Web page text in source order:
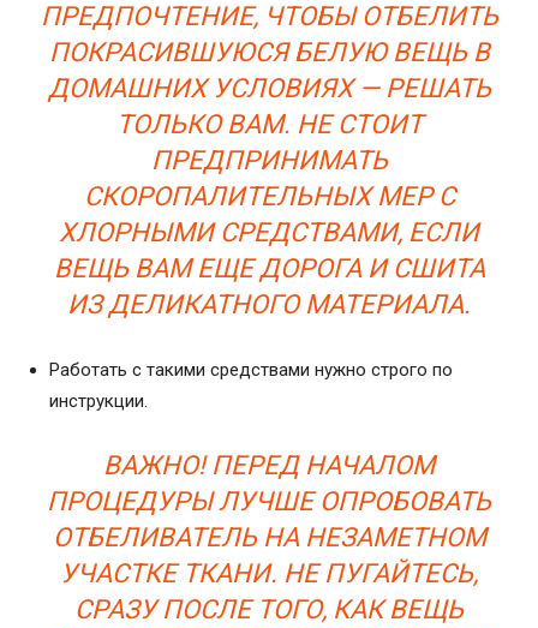
ПРЕДПОЧТЕНИЕ, ЧТОБЫ ОТБЕЛИТЬ
ПОКРАСИВШУЮСЯ БЕЛУЮ ВЕЩЬ В
ДОМАШНИХ УСЛОВИЯХ — РЕШАТЬ
ТОЛЬКО ВАМ. НЕ СТОИТ
ПРЕДПРИНИМАТЬ
СКОРОПАЛИТЕЛЬНЫХ МЕР С
ХЛОРНЫМИ СРЕДСТВАМИ, ЕСЛИ
ВЕЩЬ ВАМ ЕЩЕ ДОРОГА И СШИТА
ИЗ ДЕЛИКАТНОГО МАТЕРИАЛА.
Работать с такими средствами нужно строго по
инструкции.
ВАЖНО! ПЕРЕД НАЧАЛОМ
ПРОЦЕДУРЫ ЛУЧШЕ ОПРОБОВАТЬ
ОТБЕЛИВАТЕЛЬ НА НЕЗАМЕТНОМ
УЧАСТКЕ ТКАНИ. НЕ ПУГАЙТЕСЬ,
СРАЗУ ПОСЛЕ ТОГО, КАК ВЕЩЬ